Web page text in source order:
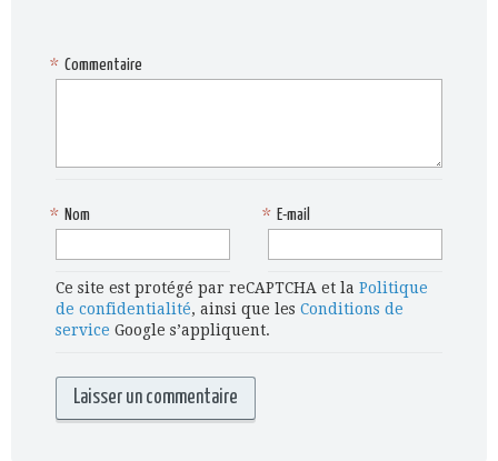
Commentaire
*
Nom
* E-mail
*
Ce site est protégé par reCAPTCHA et la Politique
de confidentialité, ainsi que les Conditions de
service Google s’appliquent.